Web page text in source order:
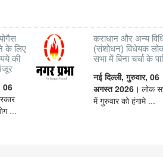
के लिए
की
06
...
कराधान और अन्य
(संशोधन) विधेयक
सभा में बिना चर्चा के
नई दिल्ली, गुरुवार, 06
अगस्त 2026। लोक
में गुरुवार को हंगामे ...